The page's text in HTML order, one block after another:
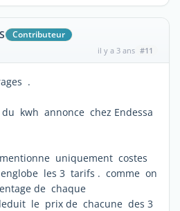
Contributeur
il y a 3 ans #11
.
kwh annonce chez Endessa
uniquement costes
les 3 tarifs . comme on
de chaque
le prix de chacune des 3